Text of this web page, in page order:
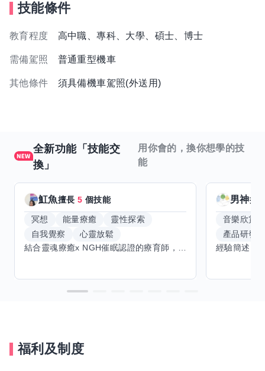
技能條件
教育程度 高中職、專科、大學、碩士、博士
需備駕照 普通重型機車
其他條件 須具備機車駕照(外送用)
全新功能「技能交
換」
用你會的，換你想學的技
能
魟魚擅長5 個技能
冥想 能量療癒
靈性探索
自我覺察
心靈放鬆
男神擅
音樂欣賞
產品研發
福利及制度